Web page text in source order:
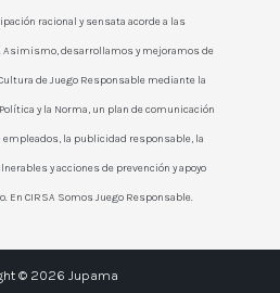
racional y sensata acorde a las
desarrollamos y mejoramos de
de Juego Responsable mediante la
y la Norma, un plan de comunicación
la publicidad responsable, la
y acciones de prevención y apoyo
En CIRSA Somos Juego Responsable.
© 2026 Jupama